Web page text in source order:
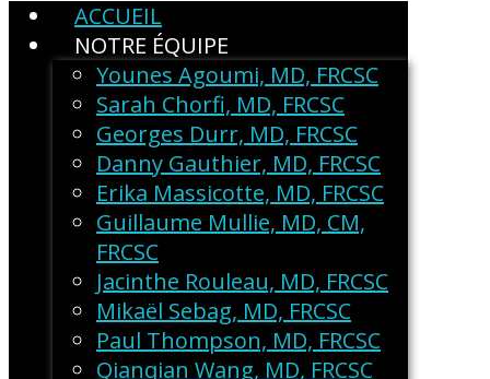
ACCUEIL
NOTRE ÉQUIPE
Younes Agoumi, MD, FRCSC
Sarah Chorfi, MD, FRCSC
Georges Durr, MD, FRCSC
Danny Gauthier, MD, FRCSC
Erika Massicotte, MD, FRCSC
Guillaume Mullie, MD, CM,
FRCSC
Jacinthe Rouleau, MD, FRCSC
Mikaël Sebag, MD, FRCSC
Paul Thompson, MD, FRCSC
Qianqian Wang, MD, FRCSC